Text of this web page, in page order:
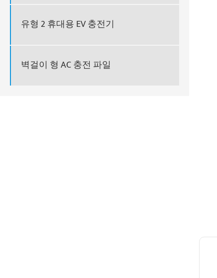
유형 2 휴대용 EV 충전기
벽걸이 형 AC 충전 파일